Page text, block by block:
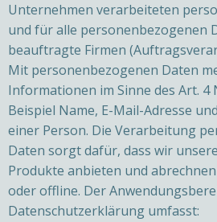
Unternehmen verarbeiteten
und für alle personenbezogenen
beauftragte Firmen
Mit personenbezogenen Daten
Informationen im Sinne des Art. 4
Beispiel Name, E-Mail-Adresse
einer Person. Die Verarbeitung
Daten sorgt dafür, dass wir
Produkte anbieten und
oder offline. Der
Datenschutzerklärung umfasst: